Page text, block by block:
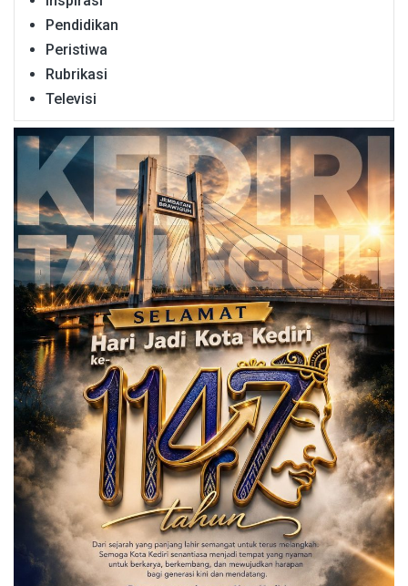
Pendidikan
Peristiwa
Rubrikasi
Televisi